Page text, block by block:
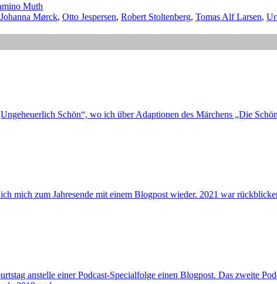
Muth
Johanna Mørck, Otto Jespersen, Robert Stoltenberg, Tomas Alf Larsen,
Schön“, wo ich über Adaptionen des Märchens „Die
mich zum Jahresende mit einem Blogpost wieder. 2021 war
anstelle einer Podcast-Specialfolge einen Blogpost. Das zweite